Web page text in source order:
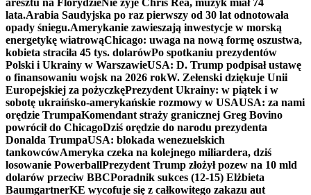
aresztu na FlorydzieNie żyje Chris Rea, muzyk miał 74
lata.Arabia Saudyjska po raz pierwszy od 30 lat odnotowała
opady śniegu.Amerykanie zawieszają inwestycje w morską
energetykę wiatrowąChicago: uwaga na nową formę oszustwa,
kobieta straciła 45 tys. dolarówPo spotkaniu prezydentów
Polski i Ukrainy w WarszawieUSA: D. Trump podpisał ustawę
o finansowaniu wojsk na 2026 rokW. Zełenski dziękuje Unii
Europejskiej za pożyczkęPrezydent Ukrainy: w piątek i w
sobotę ukraińsko-amerykańskie rozmowy w USAUSA: za nami
orędzie TrumpaKomendant straży granicznej Greg Bovino
powrócił do ChicagoDziś orędzie do narodu prezydenta
Donalda TrumpaUSA: blokada wenezuelskich
tankowcówAmeryka czeka na kolejnego miliardera, dziś
losowanie PowerballPrezydent Trump złożył pozew na 10 mld
dolarów przeciw BBCPoradnik sukces (12-15) Elżbieta
BaumgartnerKE wycofuje się z całkowitego zakazu aut